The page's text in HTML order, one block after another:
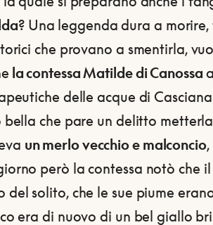
? Una leggenda dura a
che provano a smentirla,
la contessa Matilde di Canossa a
delle acque di Casciana
bella che pare un delitto
un merlo vecchio e malconcio,
però la contessa notò che il
del solito, che le sue piume
era di nuovo di un bel giallo